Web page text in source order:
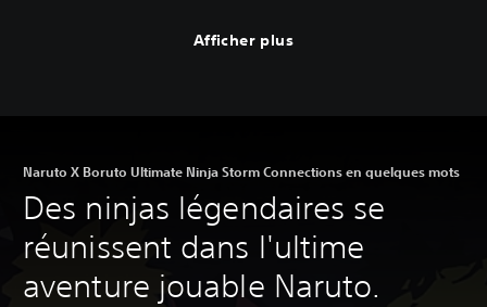
Afficher plus
Naruto X Boruto Ultimate Ninja Storm Connections en quelques mots
Des ninjas légendaires se
réunissent dans l'ultime
aventure jouable Naruto.